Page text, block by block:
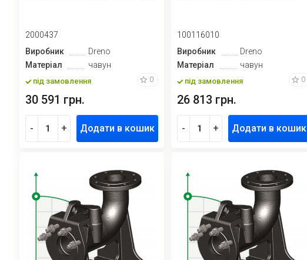
2000437
Виробник
Dreno
Матеріал
чавун
під замовлення 0
30 591 грн.
- + Додати в кошик
100116010
Виробник
Dreno
Матеріал
чавун
під замовлення 0
26 813 грн.
- + Додати в кошик